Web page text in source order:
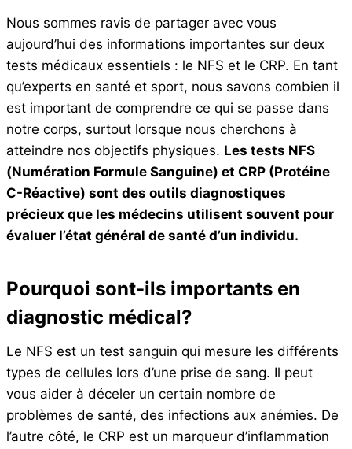
Nous sommes ravis de partager avec vous
aujourd’hui des informations importantes sur deux
tests médicaux essentiels : le NFS et le CRP. En tant
qu’experts en santé et sport, nous savons combien il
est important de comprendre ce qui se passe dans
notre corps, surtout lorsque nous cherchons à
atteindre nos objectifs physiques. Les tests NFS
(Numération Formule Sanguine) et CRP (Protéine
C-Réactive) sont des outils diagnostiques
précieux que les médecins utilisent souvent pour
évaluer l’état général de santé d’un individu.
Pourquoi sont-ils importants en
diagnostic médical?
Le NFS est un test sanguin qui mesure les différents
types de cellules lors d’une prise de sang. Il peut
vous aider à déceler un certain nombre de
problèmes de santé, des infections aux anémies. De
l’autre côté, le CRP est un marqueur d’inflammation